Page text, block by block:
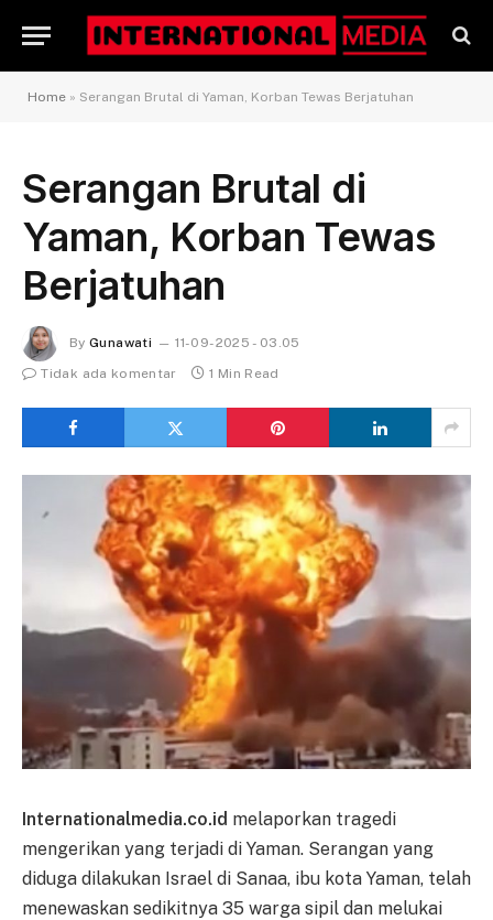
Home » Serangan Brutal di Yaman, Korban Tewas Berjatuhan
Serangan Brutal di
Yaman, Korban Tewas
Berjatuhan
By Gunawati
11-09-2025 - 03.05
Tidak ada komentar
1 Min Read
Internationalmedia.co.id melaporkan tragedi
mengerikan yang terjadi di Yaman. Serangan yang
diduga dilakukan Israel di Sanaa, ibu kota Yaman, telah
menewaskan sedikitnya 35 warga sipil dan melukai